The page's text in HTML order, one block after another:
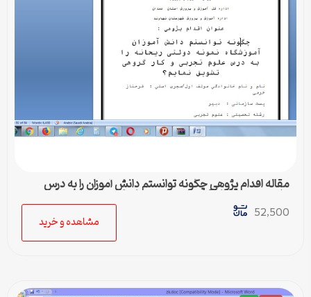
مقاله اقدام پژوهی چگونه توانستم دانش آموزان را به درس
علوم تجربی و کار گروهی تشویق نمایم؟
52,500
مشاهده و خرید